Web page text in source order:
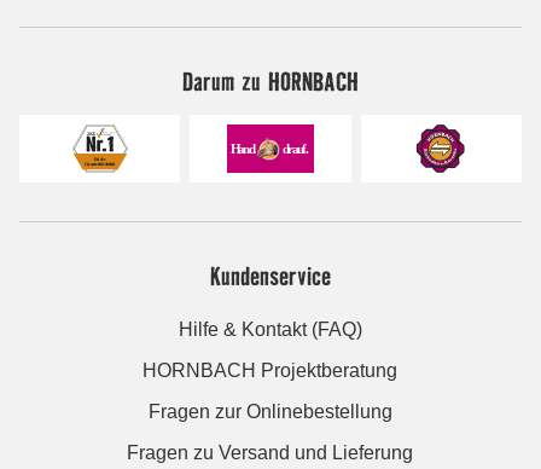
Darum zu HORNBACH
Kundenservice
Hilfe & Kontakt (FAQ)
HORNBACH Projektberatung
Fragen zur Onlinebestellung
Fragen zu Versand und Lieferung